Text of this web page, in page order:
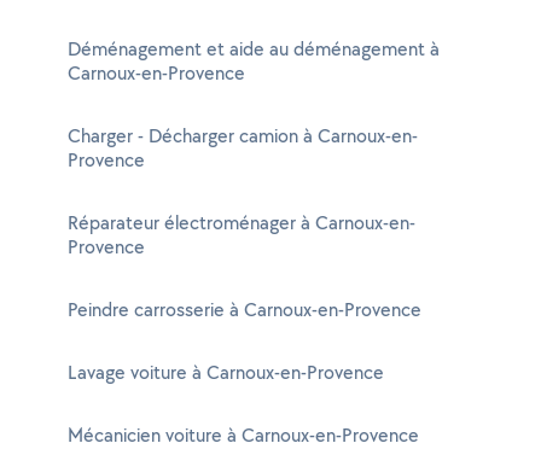
Déménagement et aide au déménagement à
Carnoux-en-Provence
Charger - Décharger camion à Carnoux-en-
Provence
Réparateur électroménager à Carnoux-en-
Provence
Peindre carrosserie à Carnoux-en-Provence
Lavage voiture à Carnoux-en-Provence
Mécanicien voiture à Carnoux-en-Provence